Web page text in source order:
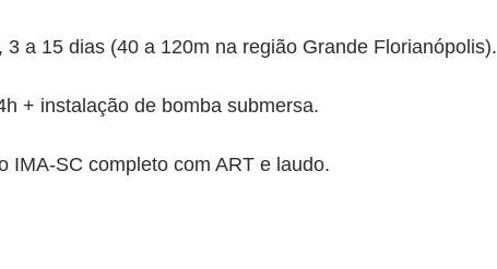
a 15 dias (40 a 120m na região Grande Florianópolis).
+ instalação de bomba submersa.
IMA-SC completo com ART e laudo.